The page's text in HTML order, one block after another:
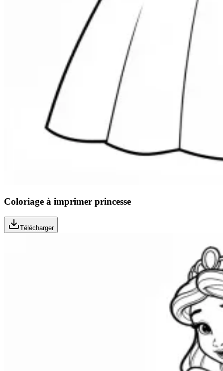
Coloriage à imprimer princesse
Télécharger